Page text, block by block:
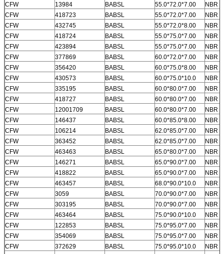
CFW
13984 BABSL 55.0*72.0*7.00
NBR
CFW
418723 BABSL 55.0*72.0*7.00
NBR
CFW
432745 BABSL 55.0*72.0*8.00
NBR
CFW
418724 BABSL 55.0*75.0*7.00
NBR
CFW
423894 BABSL 55.0*75.0*7.00
NBR
CFW
377869 BABSL 60.0*72.0*7.00
NBR
CFW
356420 BABSL 60.0*75.0*8.00
NBR
CFW
430573 BABSL 60.0*75.0*10.0
NBR
CFW
335195 BABSL 60.0*80.0*7.00
NBR
CFW
418727 BABSL 60.0*80.0*7.00
NBR
CFW
12001709 BABSL 60.0*80.0*7.00
NBR
CFW
146437 BABSL 60.0*85.0*8.00
NBR
CFW
106214 BABSL 62.0*85.0*7.00
NBR
CFW
363452 BABSL 62.0*85.0*7.00
NBR
CFW
463463 BABSL 65.0*80.0*7.00
NBR
CFW
146271 BABSL 65.0*90.0*7.00
NBR
CFW
418822 BABSL 65.0*90.0*7.00
NBR
CFW
463457 BABSL 68.0*90.0*10.0
NBR
CFW
3059 BABSL 70.0*90.0*7.00
NBR
CFW
303195 BABSL 70.0*90.0*7.00
NBR
CFW
463464 BABSL 75.0*90.0*10.0
NBR
CFW
122853 BABSL 75.0*95.0*7.00
NBR
CFW
354069 BABSL 75.0*95.0*7.00
NBR
CFW
372629 BABSL 75.0*95.0*10.0
NBR